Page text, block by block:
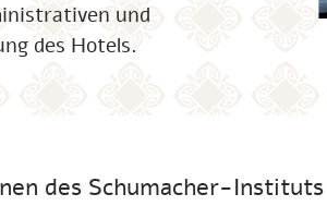
und
des Hotels.
des Schumacher-